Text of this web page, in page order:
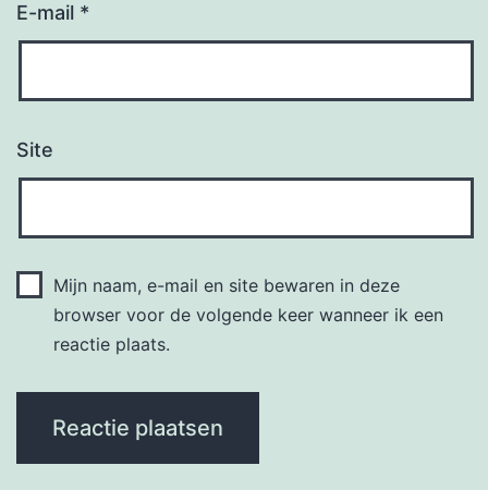
E-mail *
Site
Mijn naam, e-mail en site bewaren in deze
browser voor de volgende keer wanneer ik een
reactie plaats.